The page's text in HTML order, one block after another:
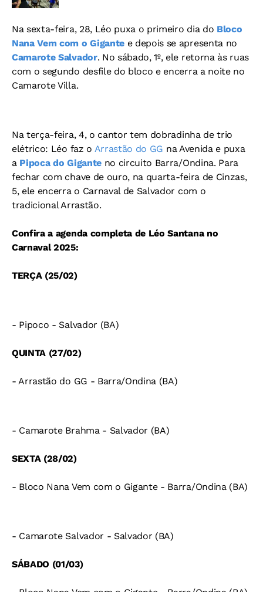
Na sexta-feira, 28, Léo puxa o primeiro dia do Bloco
Nana Vem com o Gigantee depois se apresenta no
Camarote Salvador. No sábado, 1º, ele retorna às ruas
com o segundo desfile do bloco e encerra a noite no
Camarote Villa.
Na terça-feira, 4, o cantor tem dobradinha de trio
elétrico: Léo faz o Arrastão do GG na Avenida e puxa
a Pipoca do Giganteno circuito Barra/Ondina. Para
fechar com chave de ouro, na quarta-feira de Cinzas,
5, ele encerra o Carnaval de Salvador com o
tradicional Arrastão.
Confira a agenda completa de Léo Santana no
Carnaval 2025:
TERÇA (25/02)
- Pipoco - Salvador (BA)
QUINTA (27/02)
- Arrastão do GG - Barra/Ondina (BA)
- Camarote Brahma - Salvador (BA)
SEXTA (28/02)
- Bloco Nana Vem com o Gigante - Barra/Ondina (BA)
- Camarote Salvador - Salvador (BA)
SÁBADO (01/03)